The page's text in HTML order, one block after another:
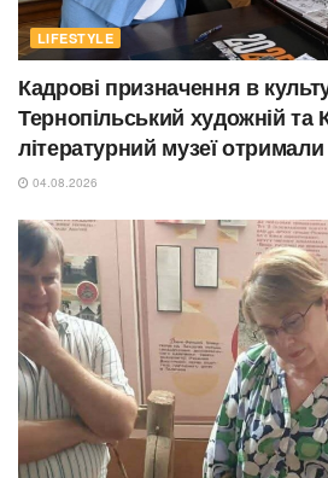
LIFESTYLE
Кадрові призначення в
Тернопільський художній та
літературний музеї
04.08.2026